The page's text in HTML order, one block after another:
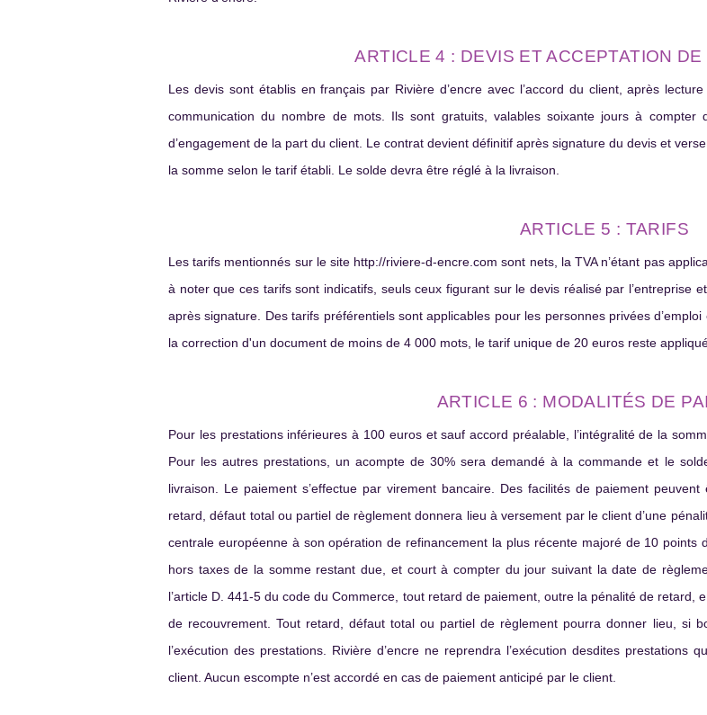
ARTICLE 4 : DEVIS ET ACCEPTATION DE
Les devis sont établis en français par Rivière d’encre avec l’accord du client, après
communication du nombre de mots. Ils sont gratuits, valables soixante jours à
d’engagement de la part du client. Le contrat devient définitif après signature du devis et
la somme selon le tarif établi. Le solde devra être réglé à la livraison.
ARTICLE 5 : TARIFS
Les tarifs mentionnés sur le site http://riviere-d-encre.com sont nets, la TVA n’étant pas
à noter que ces tarifs sont indicatifs, seuls ceux figurant sur le devis réalisé par l’entreprise
après signature. Des tarifs préférentiels sont applicables pour les personnes privées
la correction d'un document de moins de 4 000 mots, le tarif unique de 20 euros reste
ARTICLE 6 : MODALITÉS DE
Pour les prestations inférieures à 100 euros et sauf accord préalable, l’intégralité de la
Pour les autres prestations, un acompte de 30% sera demandé à la commande et le
livraison. Le paiement s’effectue par virement bancaire. Des facilités de paiement
retard, défaut total ou partiel de règlement donnera lieu à versement par le client d’une
centrale européenne à son opération de refinancement la plus récente majoré de 10
hors taxes de la somme restant due, et court à compter du jour suivant la date de
l’article D. 441-5 du code du Commerce, tout retard de paiement, outre la pénalité de
de recouvrement. Tout retard, défaut total ou partiel de règlement pourra donner lieu, si
l’exécution des prestations. Rivière d’encre ne reprendra l’exécution desdites prestations
client. Aucun escompte n’est accordé en cas de paiement anticipé par le client.